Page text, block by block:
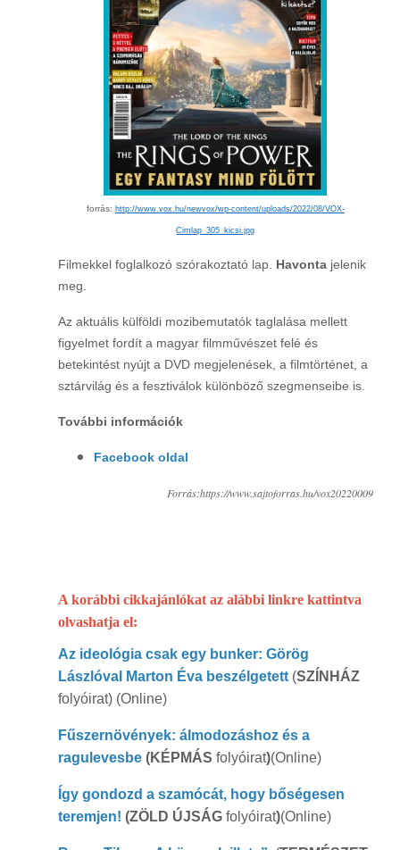
forrás: http://www.vox.hu/newvox/wp-content/uploads/2022/08/VOX-
Cimlap_305_kicsi.jpg
Filmekkel foglalkozó szórakoztató lap. Havonta jelenik
meg.
Az aktuális külföldi mozibemutatók taglalása mellett
figyelmet fordít a magyar filmművészet felé és
betekintést nyújt a DVD megjelenések, a filmtörténet, a
sztárvilág és a fesztiválok különböző szegmenseibe is.
További információk
Facebook oldal
Forrás:https://www.sajtoforras.hu/vox20220009
A korábbi cikkajánlókat az alábbi linkre kattintva
olvashatja el:
Az ideológia csak egy bunker: Görög
Lászlóval Marton Éva beszélgetett (SZÍNHÁZ
folyóirat) (Online)
Fűszernövények: álmodozáshoz és a
ragulevesbe (KÉPMÁS folyóirat)(Online)
Így gondozd a szamócát, hogy bőségesen
teremjen! (ZÖLD ÚJSÁG folyóirat)(Online)